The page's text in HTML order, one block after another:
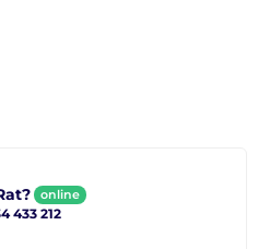
online
433 212